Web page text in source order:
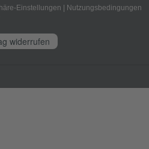
Einstellungen
Nutzungsbedingungen
widerrufen